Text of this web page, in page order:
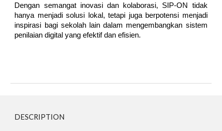
Dengan semangat inovasi dan kolaborasi, SIP-ON tidak
hanya menjadi solusi lokal, tetapi juga berpotensi menjadi
inspirasi bagi sekolah lain dalam mengembangkan sistem
penilaian digital yang efektif dan efisien.
DESCRIPTION